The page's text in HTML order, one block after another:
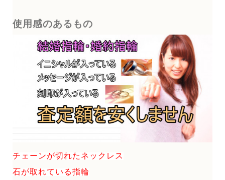
使用感のあるもの
チェーンが切れたネックレス
石が取れている指輪